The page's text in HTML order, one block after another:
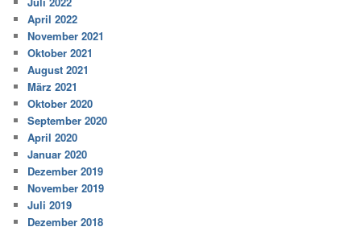
April 2022
November 2021
Oktober 2021
August 2021
März 2021
Oktober 2020
September 2020
April 2020
Januar 2020
Dezember 2019
November 2019
Juli 2019
Dezember 2018